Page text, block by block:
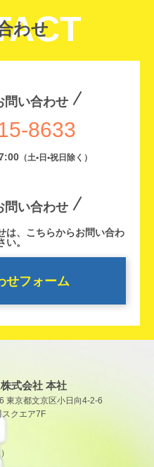
わせ
問い合わせ
8633
（土•日•祝日除く）
問い合わせ
は、こちらからお問い合わ
い。
せフォーム
式会社 本社
東京都文京区小日向4-2-6
クエア7F